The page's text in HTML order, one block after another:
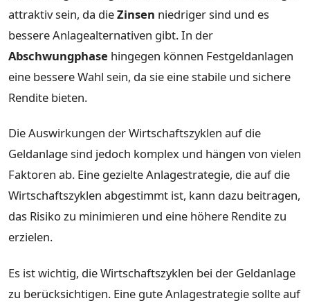
attraktiv sein, da dieZinsen niedriger sind und es
bessere Anlagealternativen gibt. In der
Abschwungphase hingegen können Festgeldanlagen
eine bessere Wahl sein, da sie eine stabile und sichere
Rendite bieten.
Die Auswirkungen der Wirtschaftszyklen auf die
Geldanlage sind jedoch komplex und hängen von vielen
Faktoren ab. Eine gezielte Anlagestrategie, die auf die
Wirtschaftszyklen abgestimmt ist, kann dazu beitragen,
das Risiko zu minimieren und eine höhere Rendite zu
erzielen.
Es ist wichtig, die Wirtschaftszyklen bei der Geldanlage
zu berücksichtigen. Eine gute Anlagestrategie sollte auf